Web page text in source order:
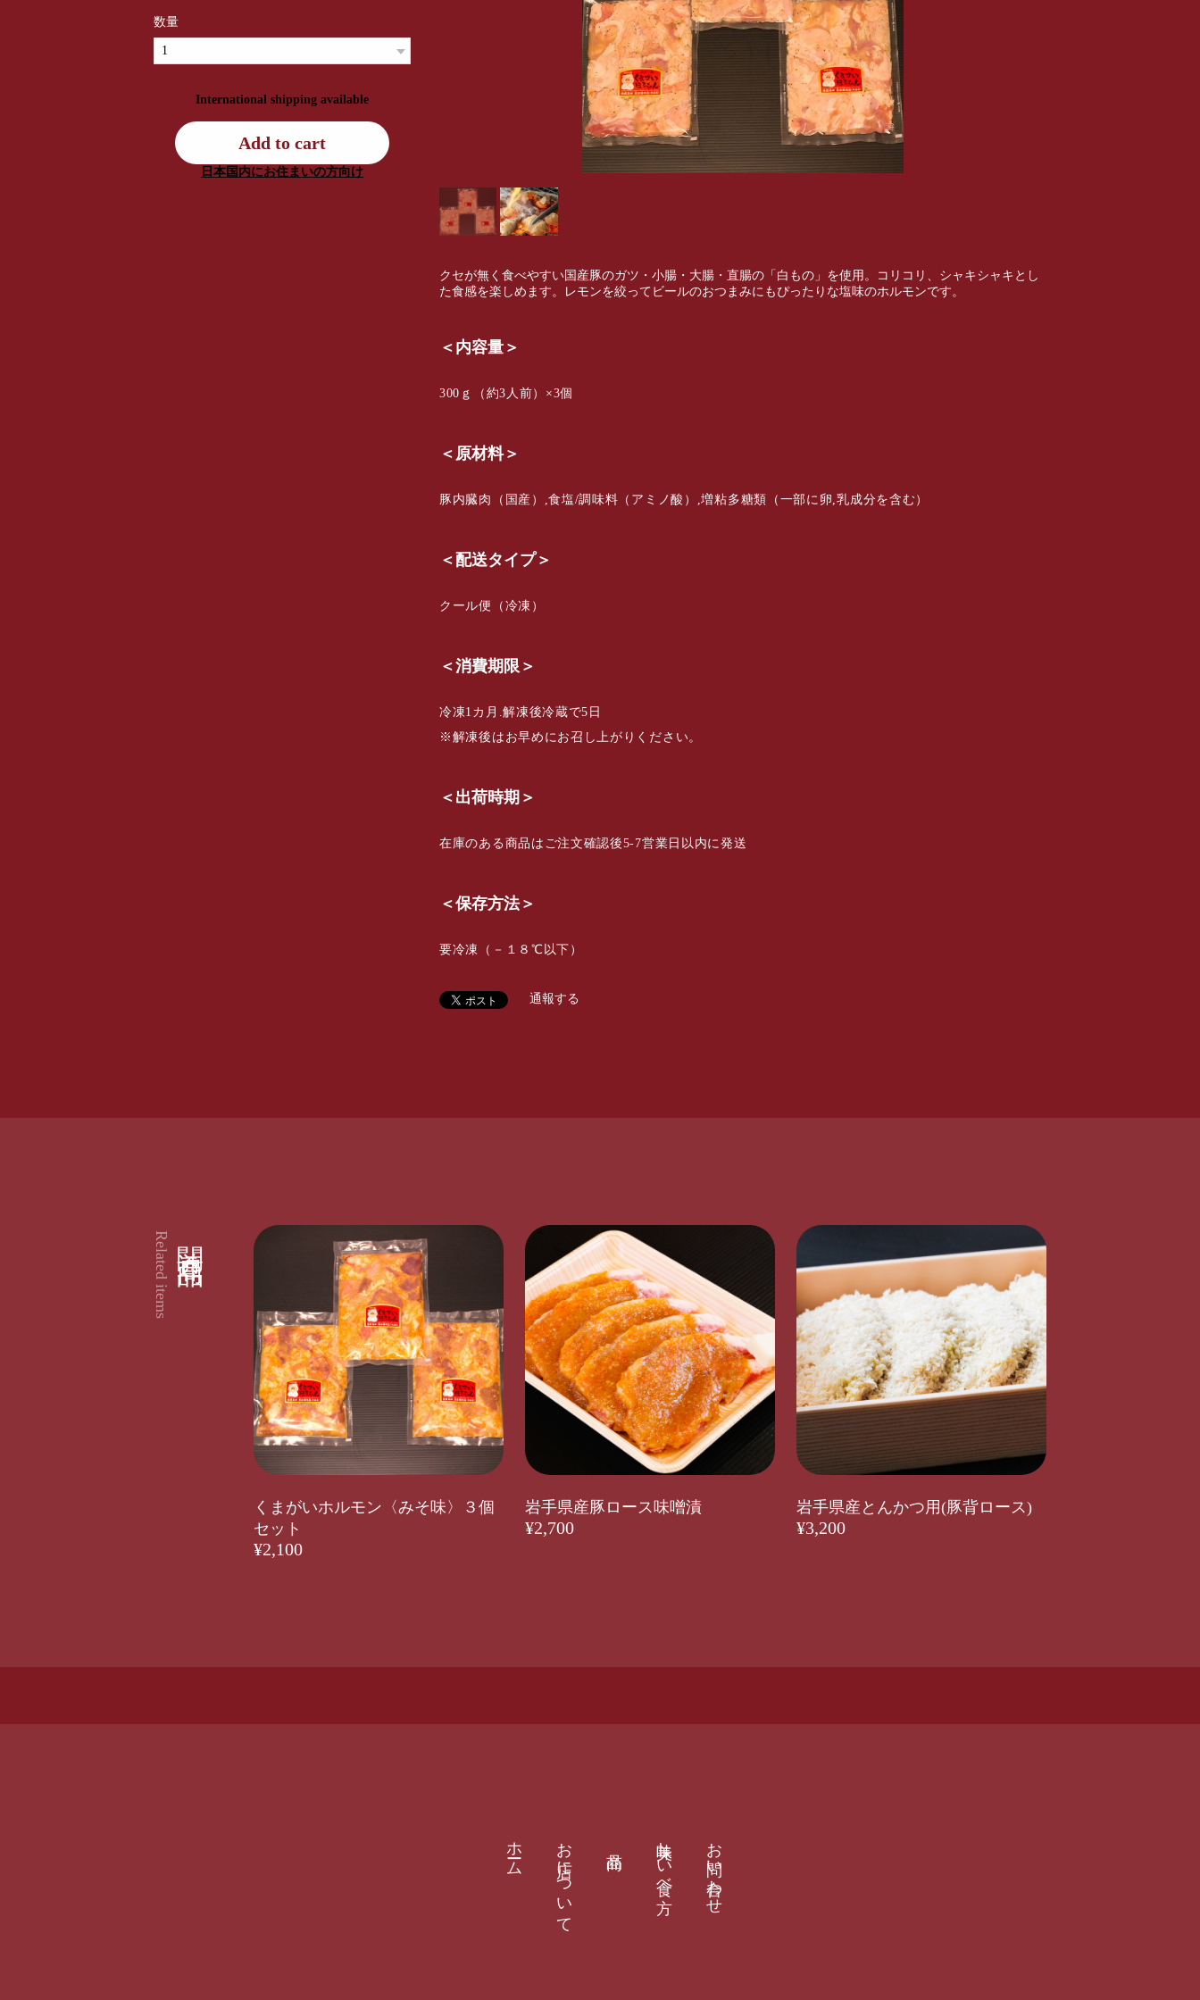
数量
International shipping available
Add to cart
日本国内にお住まいの方向け
クセが無く食べやすい国産豚のガツ・小腸・大腸・直腸の「白もの」を使用。コリコリ、シャキシャキとし
た食感を楽しめます。レモンを絞ってビールのおつまみにもぴったりな塩味のホルモンです。
＜内容量＞
300ｇ（約3人前）×3個
＜原材料＞
豚内臓肉（国産）,食塩/調味料（アミノ酸）,増粘多糖類（一部に卵,乳成分を含む）
＜配送タイプ＞
クール便（冷凍）
＜消費期限＞
冷凍1カ月.解凍後冷蔵で5日
※解凍後はお早めにお召し上がりください。
＜出荷時期＞
在庫のある商品はご注文確認後5-7営業日以内に発送
＜保存方法＞
要冷凍（－１８℃以下）
通報する
Related items
くまがいホルモン〈みそ味〉３個
セット
¥2,100
岩手県産豚ロース味噌漬
¥2,700
岩手県産とんかつ用(豚背ロース)
¥3,200
ホーム お店について 美味しい食べ方 お問い合わせ